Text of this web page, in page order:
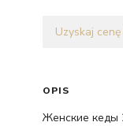
Uzyskaj
OPIS
Женские кеды